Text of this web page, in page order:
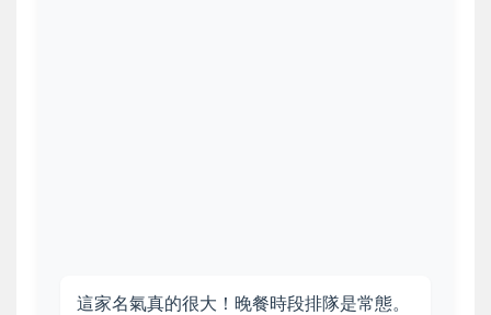
這家名氣真的很大！晚餐時段排隊是常態。